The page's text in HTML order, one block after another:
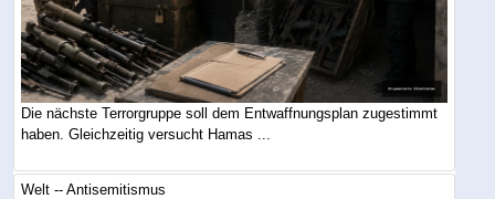
Die nächste Terrorgruppe soll dem Entwaffnungsplan zugestimmt
haben. Gleichzeitig versucht Hamas ...
Welt -- Antisemitismus